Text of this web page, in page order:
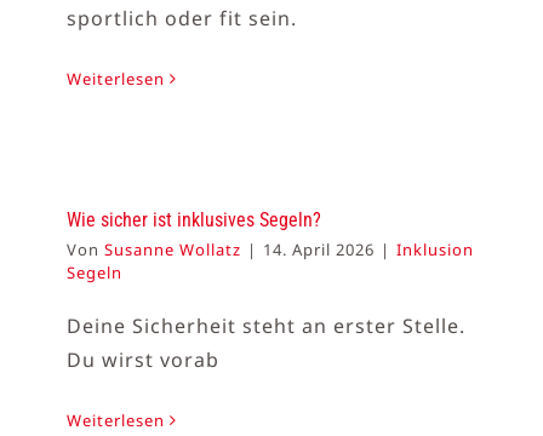
sportlich oder fit sein.
Weiterlesen
Wie sicher ist inklusives Segeln?
Von Susanne Wollatz | 14. April 2026 | Inklusion
Segeln
Deine Sicherheit steht an erster Stelle.
Du wirst vorab
Weiterlesen